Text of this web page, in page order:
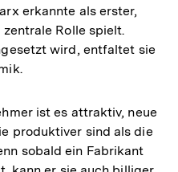
erkannte als erster,
Rolle spielt.
wird, entfaltet sie
ist es attraktiv, neue
produktiver sind als die
sobald ein Fabrikant